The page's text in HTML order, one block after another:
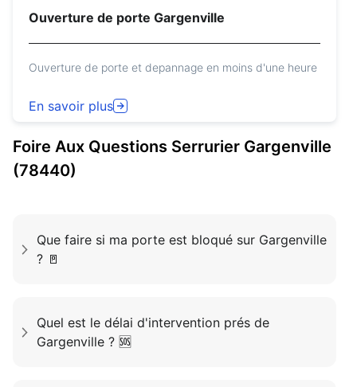
Ouverture de porte Gargenville
Ouverture de porte et depannage en moins d'une heure
En savoir plus
Foire Aux Questions Serrurier Gargenville
(78440)
Que faire si ma porte est bloqué sur Gargenville
? 🚪
Quel est le délai d'intervention prés de
Gargenville ? 🆘